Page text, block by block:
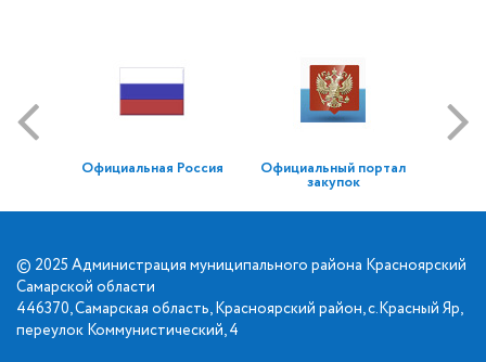
Официальная Россия Официальный портал
закупок
© 2025 Администрация муниципального района Красноярский
Самарской области
446370, Самарская область, Красноярский район, с.Красный Яр,
переулок Коммунистический, 4